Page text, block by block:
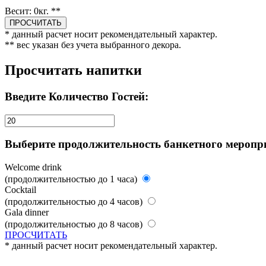
Весит: 0кг. **
* данный расчет носит рекомендательный характер.
** вес указан без учета выбранного декора.
Просчитать напитки
Введите Количество Гостей:
Выберите продолжительность банкетного
Welcome drink
(продолжительностью до 1 часа)
Cocktail
(продолжительностью до 4 часов)
Gala dinner
(продолжительностью до 8 часов)
ПРОСЧИТАТЬ
* данный расчет носит рекомендательный характер.